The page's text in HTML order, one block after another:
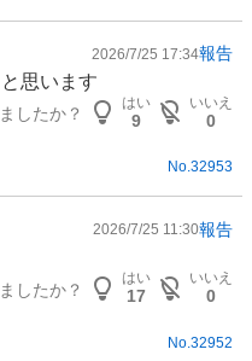
2026/7/25 17:34報告
思います
したか？
はい
9
いいえ
0
No.32953
2026/7/25 11:30報告
したか？
はい
17
いいえ
0
No. 32952